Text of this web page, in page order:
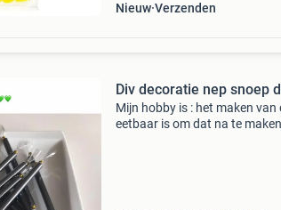
Nieuw Verzenden
Div decoratie nep snoep
Mijn hobby is : het maken
eetbaar is om dat na te